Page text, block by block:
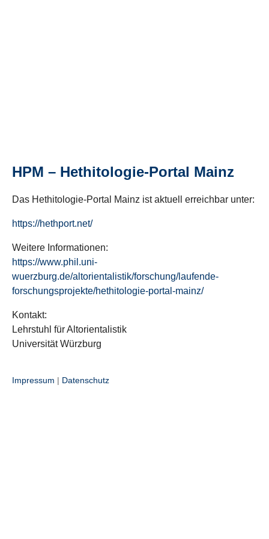
HPM – Hethitologie-Portal Mainz
Das Hethitologie-Portal Mainz ist aktuell erreichbar unter:
https://hethport.net/
Weitere Informationen:
https://www.phil.uni-
wuerzburg.de/altorientalistik/forschung/laufende-
forschungsprojekte/hethitologie-portal-mainz/
Kontakt:
Lehrstuhl für Altorientalistik
Universität Würzburg
Impressum | Datenschutz